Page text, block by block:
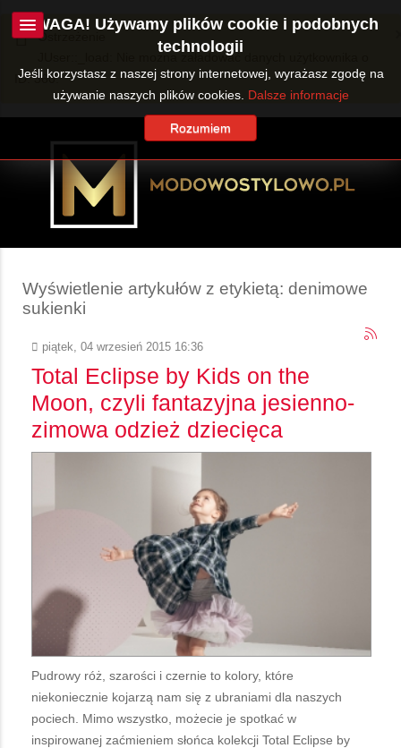
Ostrzeżenie
JUser::_load: Nie można załadować danych użytkownika o
ID: 360.
Wyświetlenie artykułów z etykietą: denimowe
sukienki
piątek, 04 wrzesień 2015 16:36
Total Eclipse by Kids on the
Moon, czyli fantazyjna jesienno-
zimowa odzież dziecięca
Pudrowy róż, szarości i czernie to kolory, które
niekoniecznie kojarzą nam się z ubraniami dla naszych
pociech. Mimo wszystko, możecie je spotkać w
inspirowanej zaćmieniem słońca kolekcji Total Eclipse by
UWAGA! Używamy plików cookie i podobnych
technologii
Jeśli korzystasz z naszej strony internetowej, wyrażasz zgodę na
używanie naszych plików cookies. Dalsze informacje
Rozumiem